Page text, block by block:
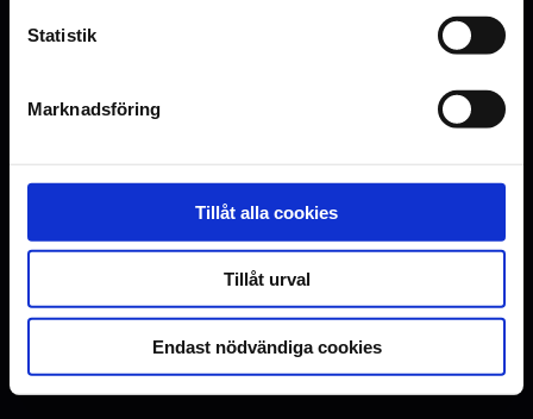
Statistik
Marknadsföring
Tillåt alla cookies
Tillåt urval
Endast nödvändiga cookies